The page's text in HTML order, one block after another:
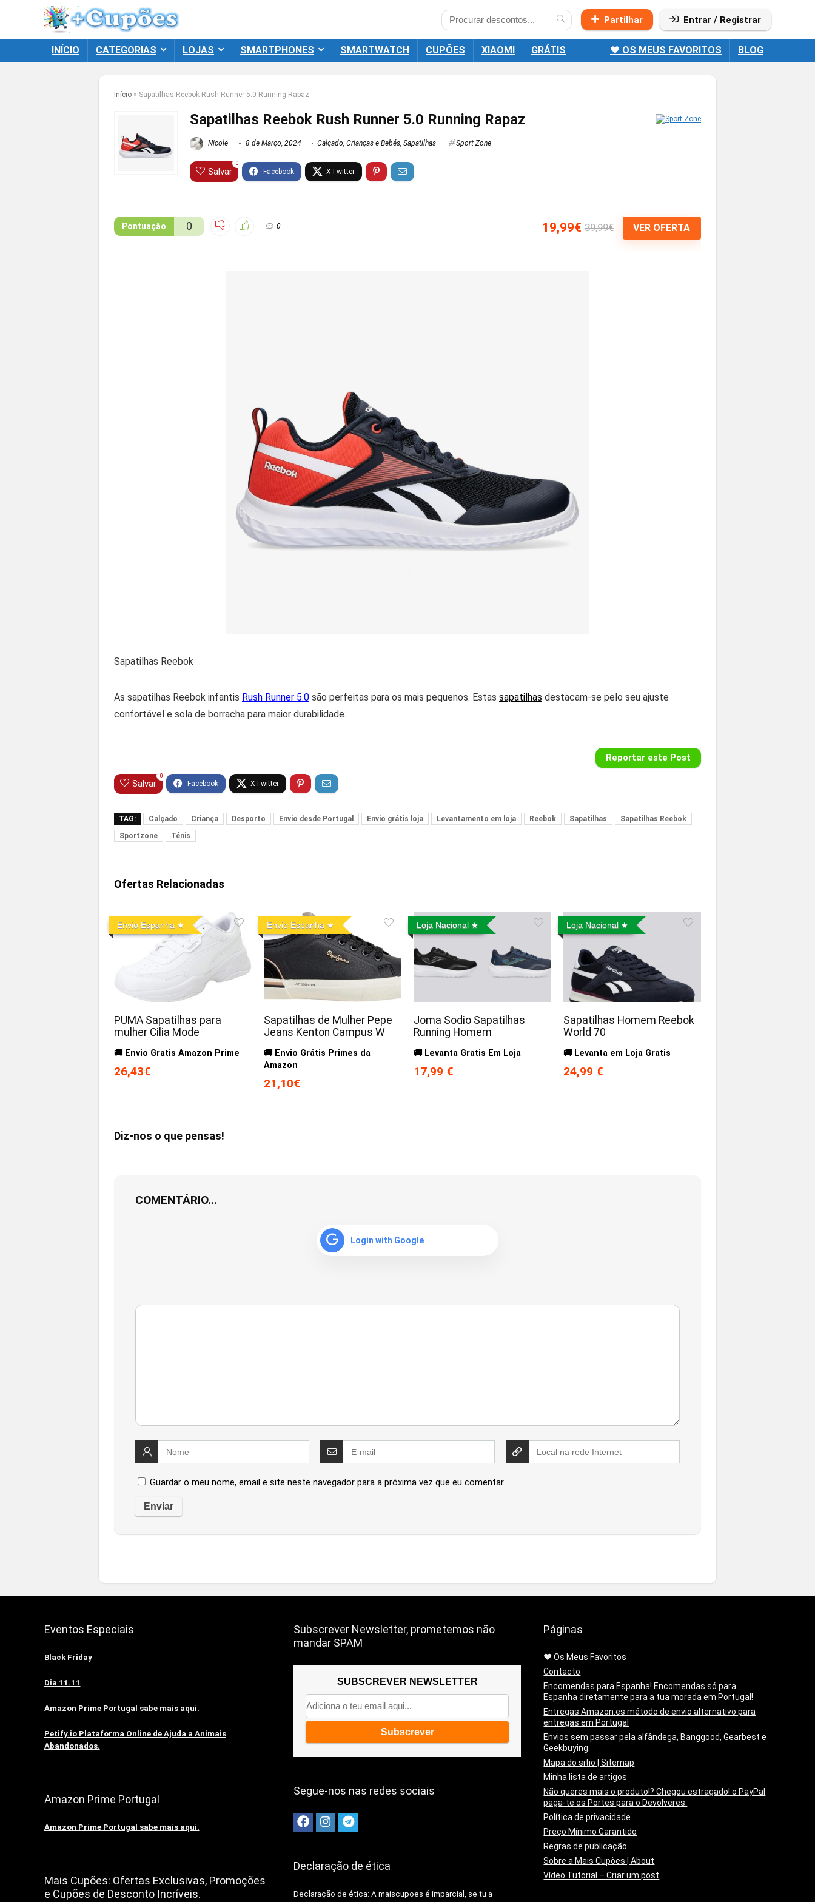
Partilhar Entrar / Registrar
INÍCIO CATEGORIAS LOJAS SMARTPHONES SMARTWATCH CUPÕES XIAOMI GRÁTIS ❤️ OS MEUS FAVORITOS BLOG
Início » Sapatilhas Reebok Rush Runner 5.0 Running Rapaz
Sapatilhas Reebok Rush Runner 5.0 Running Rapaz
Nicole 8 de Março, 2024 Calçado, Crianças e Bebés, Sapatilhas Sport Zone
Salvar
0
Pontuação 0 0 19,99€ 39,99€ VER OFERTA
Sapatilhas Reebok
As sapatilhas Reebok infantis Rush Runner 5.0 são perfeitas para os mais pequenos. Estas sapatilhas destacam-se pelo seu ajuste
confortável e sola de borracha para maior durabilidade.
Reportar este Post
Salvar
0
TAG: Calçado Criança Desporto Envio desde Portugal Envio grátis loja Levantamento em loja Reebok Sapatilhas
Sapatilhas Reebok
Sportzone
Ténis
Ofertas Relacionadas
Envio Espanha
PUMA Sapatilhas para
mulher Cilia Mode
🚚 Envio Gratis Amazon Prime
26,43€
Envio Espanha
Sapatilhas de Mulher Pepe
Jeans Kenton Campus W
🚚 Envio Grátis Primes da
Amazon
21,10€
Loja Nacional
Joma Sodio Sapatilhas
Running Homem
🚚 Levanta Gratis Em Loja
17,99 €
Loja Nacional
Sapatilhas Homem Reebok
World 70
🚚 Levanta em Loja Gratis
24,99 €
Diz-nos o que pensas!
COMENTÁRIO...
Login with Google
Guardar o meu nome, email e site neste navegador para a próxima vez que eu comentar.
Eventos Especiais
Black Friday
Dia 11.11
Amazon Prime Portugal sabe mais aqui.
Petify.io Plataforma Online de Ajuda a Animais
Abandonados.
Amazon Prime Portugal
Amazon Prime Portugal sabe mais aqui.
Mais Cupões: Ofertas Exclusivas, Promoções
e Cupões de Desconto Incríveis.
Subscrever Newsletter, prometemos não
mandar SPAM
SUBSCREVER NEWSLETTER
Segue-nos nas redes sociais
Declaração de ética
Declaração de ética: Amaiscupoes é imparcial, se tu a
Páginas
❤️ Os Meus Favoritos
Contacto
Encomendas para Espanha! Encomendas só para
Espanha diretamente para a tua morada em Portugal!
Entregas Amazon.es método de envio alternativo para
entregas em Portugal
Envios sem passar pela alfândega, Banggood, Gearbest e
Geekbuying.
Mapa do sitio | Sitemap
Minha lista de artigos
Não queres mais o produto!? Chegou estragado! o PayPal
paga-te os Portes para o Devolveres.
Política de privacidade
Preço Mínimo Garantido
Regras de publicação
Sobre a Mais Cupões | About
Vídeo Tutorial – Criar um post